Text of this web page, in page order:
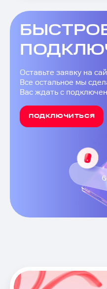
Оставьте заявку на
Все остальное мы
Вас ждать с
ПОДКЛЮЧИТЬСЯ